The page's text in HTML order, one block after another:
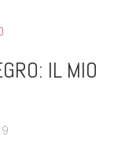
IL MIO
9